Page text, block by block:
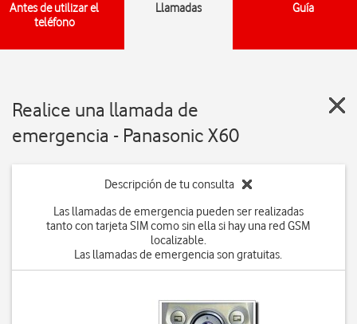
Antes de utilizar el
teléfono
Llamadas Guía
Realice una llamada de
emergencia - Panasonic X60
Descripción de tu consulta
Las llamadas de emergencia pueden ser realizadas
tanto con tarjeta SIM como sin ella si hay una red GSM
localizable.
Las llamadas de emergencia son gratuitas.